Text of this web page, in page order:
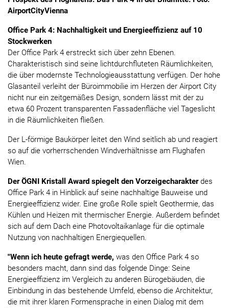
AirportCityVienna
Office Park 4: Nachhaltigkeit und Energieeffizienz auf 10
Stockwerken
Der Office Park 4 erstreckt sich über zehn Ebenen.
Charakteristisch sind seine lichtdurchfluteten Räumlichkeiten,
die über modernste Technologieausstattung verfügen. Der hohe
Glasanteil verleiht der Büroimmobilie im Herzen der Airport City
nicht nur ein zeitgemäßes Design, sondern lässt mit der zu
etwa 60 Prozent transparenten Fassadenfläche viel Tageslicht
in die Räumlichkeiten fließen.
Der L-förmige Baukörper leitet den Wind seitlich ab und reagiert
so auf die vorherrschenden Windverhältnisse am Flughafen
Wien.
Der ÖGNI Kristall Award spiegelt den Vorzeigecharakterdes
Office Park 4 in Hinblick auf seine nachhaltige Bauweise und
Energieeffizienz wider. Eine große Rolle spielt Geothermie, das
Kühlen und Heizen mit thermischer Energie. Außerdem befindet
sich auf dem Dach eine Photovoltaikanlage für die optimale
Nutzung von nachhaltigen Energiequellen.
"Wenn ich heute gefragt werde, was den Office Park 4 so
besonders macht, dann sind das folgende Dinge: Seine
Energieeffizienz im Vergleich zu anderen Bürogebäuden, die
Einbindung in das bestehende Umfeld, ebenso die Architektur,
die mit ihrer klaren Formensprache in einen Dialog mit dem